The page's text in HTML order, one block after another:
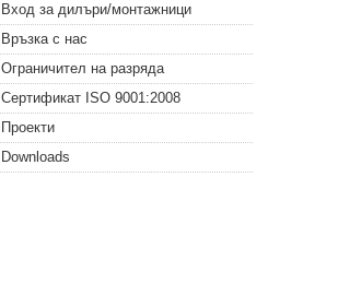
Вход за дилъри/монтажници
Връзка с нас
Ограничител на разряда
Сертификат ISO 9001:2008
Проекти
Downloads